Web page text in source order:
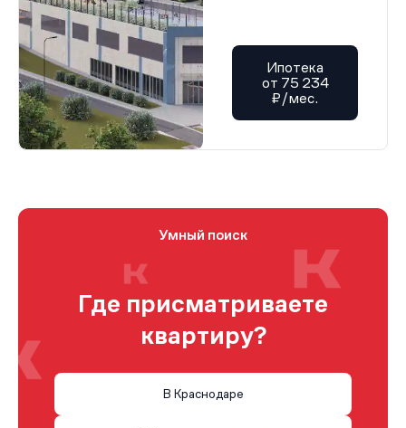
Ипотека
от 75 234
₽/мес.
Умный поиск
Где присматриваете
квартиру?
В Краснодаре